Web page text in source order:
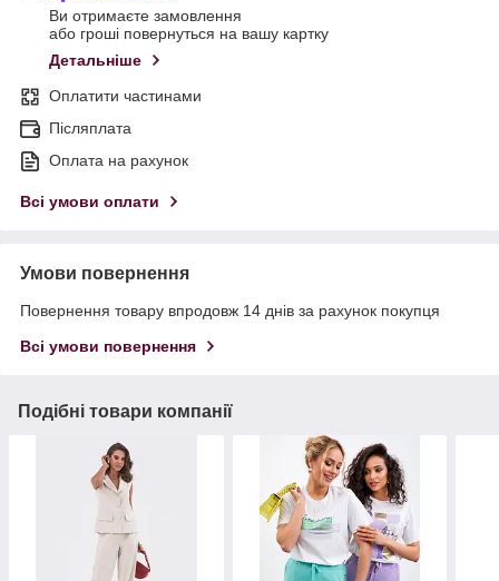
Ви отримаєте замовлення
або гроші повернуться на вашу картку
Детальніше
Оплатити частинами
Післяплата
Оплата на рахунок
Всі умови оплати
Умови повернення
Повернення товару впродовж 14 днів за рахунок покупця
Всі умови повернення
Подібні товари компанії